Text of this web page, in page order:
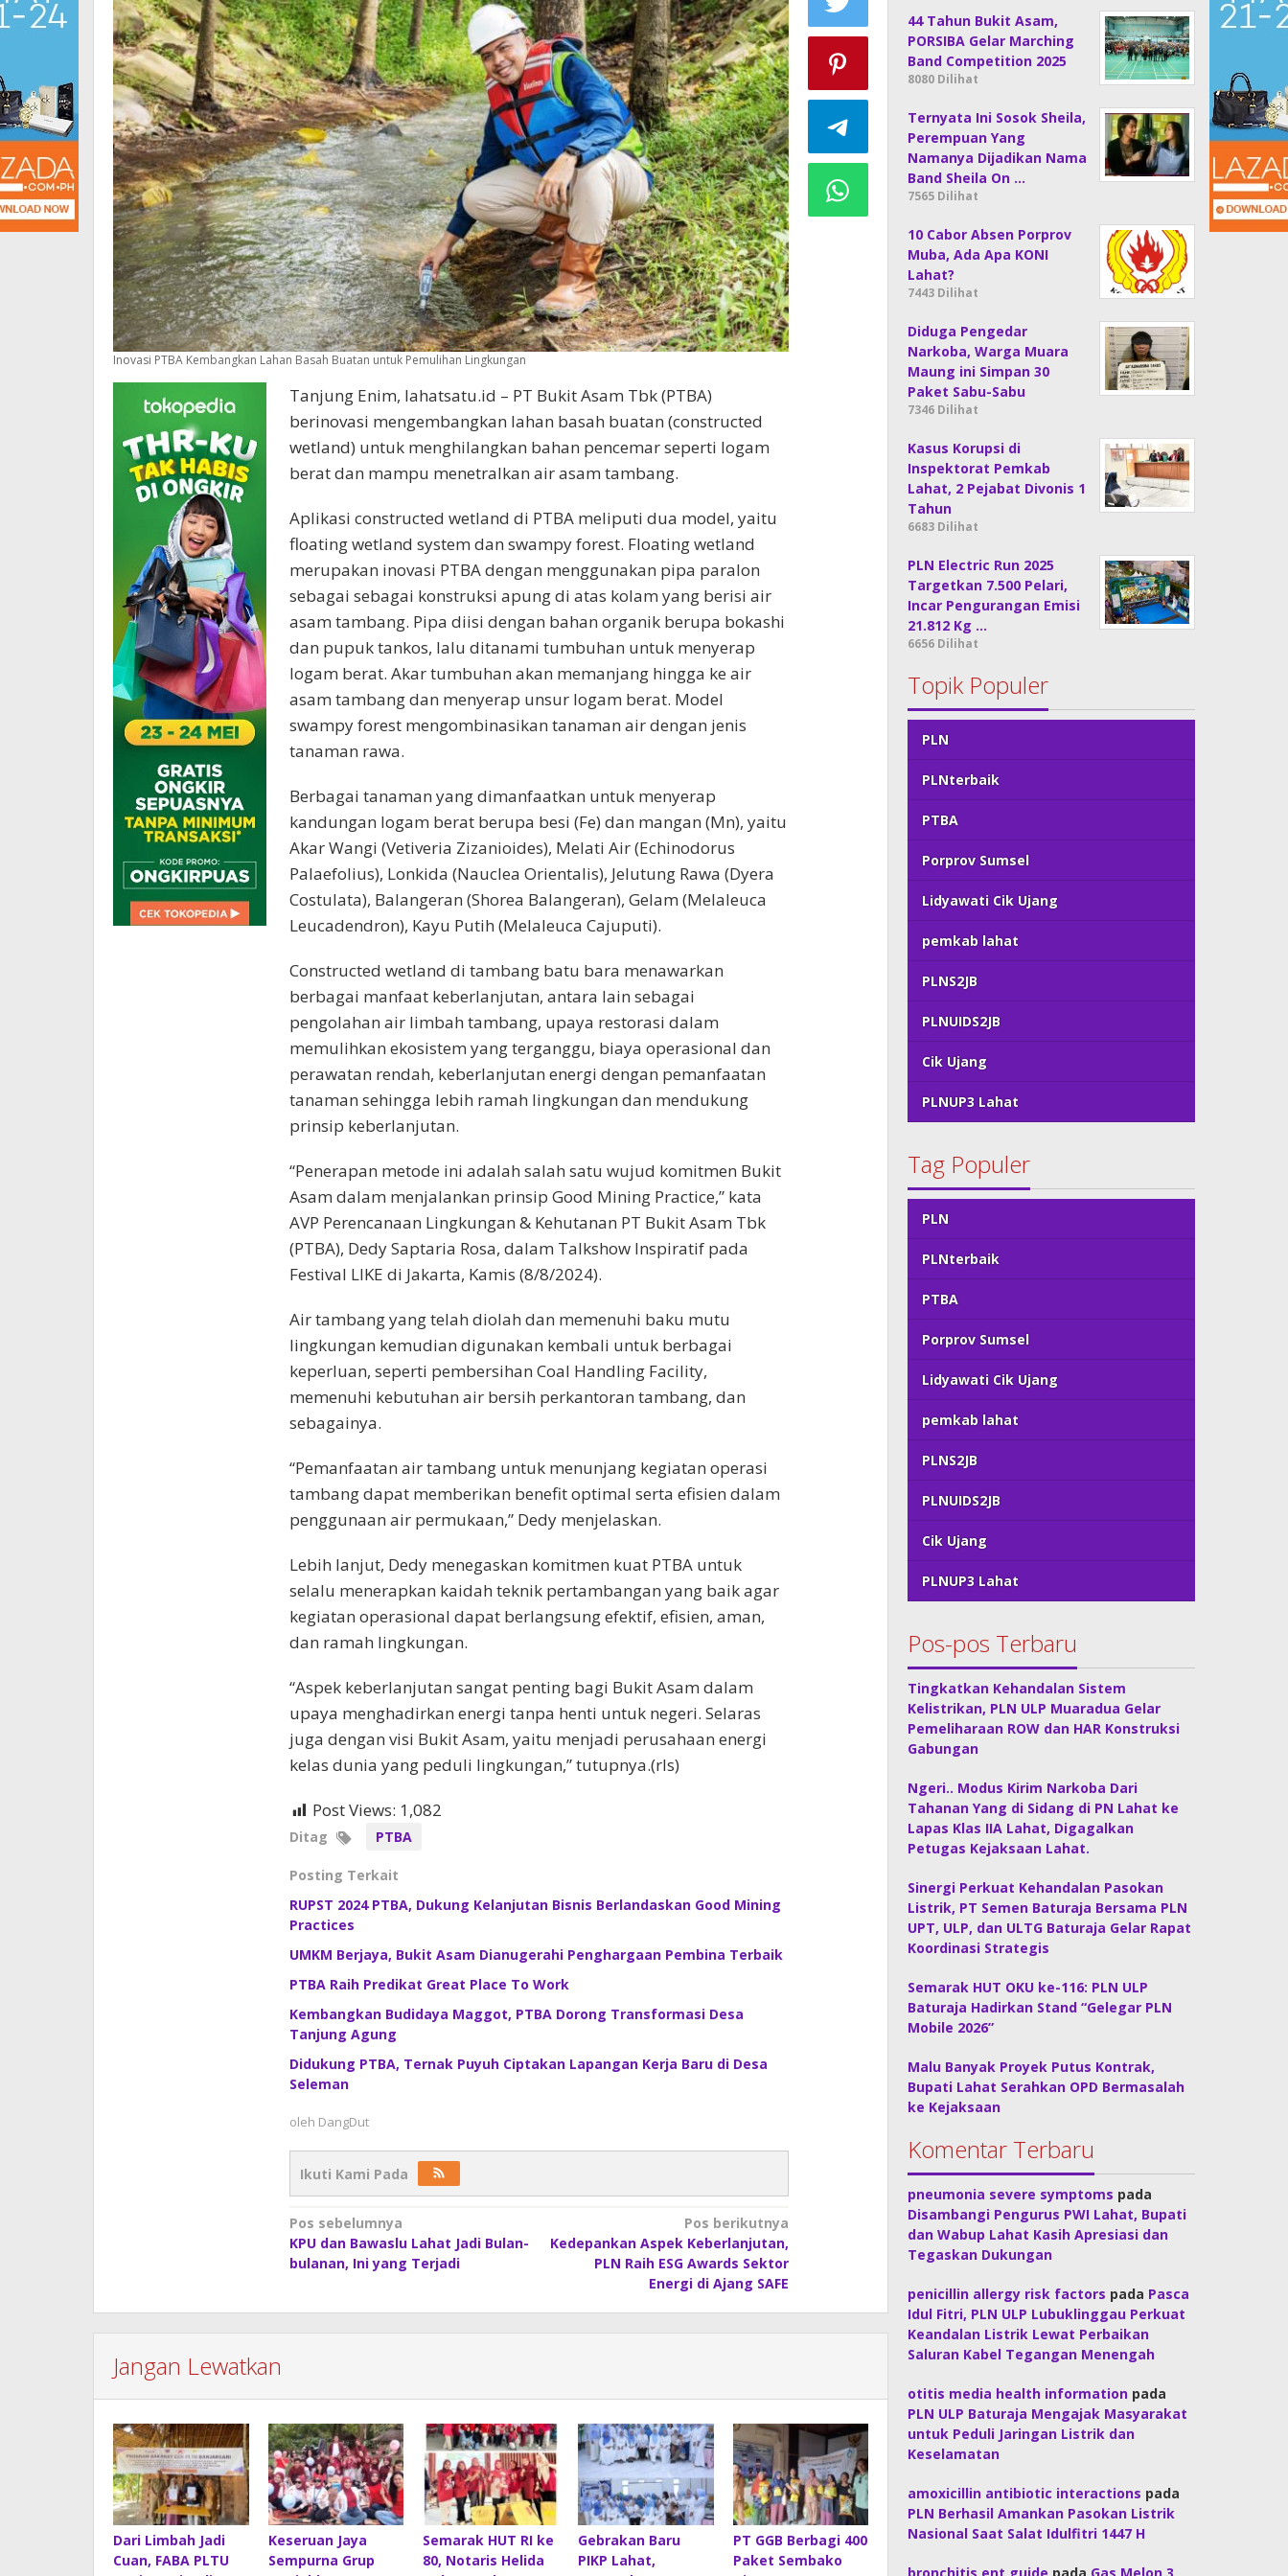
Inovasi PTBA Kembangkan Lahan Basah Buatan untuk Pemulihan Lingkungan
Tanjung Enim, lahatsatu.id – PT Bukit Asam Tbk (PTBA)
berinovasi mengembangkan lahan basah buatan (constructed
wetland) untuk menghilangkan bahan pencemar seperti logam
berat dan mampu menetralkan air asam tambang.
Aplikasi constructed wetland di PTBA meliputi dua model, yaitu
floating wetland system dan swampy forest. Floating wetland
merupakan inovasi PTBA dengan menggunakan pipa paralon
sebagai sebagai konstruksi apung di atas kolam yang berisi air
asam tambang. Pipa diisi dengan bahan organik berupa bokashi
dan pupuk tankos, lalu ditanami tumbuhan untuk menyerap
logam berat. Akar tumbuhan akan memanjang hingga ke air
asam tambang dan menyerap unsur logam berat. Model
swampy forest mengombinasikan tanaman air dengan jenis
tanaman rawa.
Berbagai tanaman yang dimanfaatkan untuk menyerap
kandungan logam berat berupa besi (Fe) dan mangan (Mn), yaitu
Akar Wangi (Vetiveria Zizanioides), Melati Air (Echinodorus
Palaefolius), Lonkida (Nauclea Orientalis), Jelutung Rawa (Dyera
Costulata), Balangeran (Shorea Balangeran), Gelam (Melaleuca
Leucadendron), Kayu Putih (Melaleuca Cajuputi).
Constructed wetland di tambang batu bara menawarkan
berbagai manfaat keberlanjutan, antara lain sebagai
pengolahan air limbah tambang, upaya restorasi dalam
memulihkan ekosistem yang terganggu, biaya operasional dan
perawatan rendah, keberlanjutan energi dengan pemanfaatan
tanaman sehingga lebih ramah lingkungan dan mendukung
prinsip keberlanjutan.
“Penerapan metode ini adalah salah satu wujud komitmen Bukit
Asam dalam menjalankan prinsip Good Mining Practice,” kata
AVP Perencanaan Lingkungan & Kehutanan PT Bukit Asam Tbk
(PTBA), Dedy Saptaria Rosa, dalam Talkshow Inspiratif pada
Festival LIKE di Jakarta, Kamis (8/8/2024).
Air tambang yang telah diolah dan memenuhi baku mutu
lingkungan kemudian digunakan kembali untuk berbagai
keperluan, seperti pembersihan Coal Handling Facility,
memenuhi kebutuhan air bersih perkantoran tambang, dan
sebagainya.
“Pemanfaatan air tambang untuk menunjang kegiatan operasi
tambang dapat memberikan benefit optimal serta efisien dalam
penggunaan air permukaan,” Dedy menjelaskan.
Lebih lanjut, Dedy menegaskan komitmen kuat PTBA untuk
selalu menerapkan kaidah teknik pertambangan yang baik agar
kegiatan operasional dapat berlangsung efektif, efisien, aman,
dan ramah lingkungan.
“Aspek keberlanjutan sangat penting bagi Bukit Asam dalam
upaya menghadirkan energi tanpa henti untuk negeri. Selaras
juga dengan visi Bukit Asam, yaitu menjadi perusahaan energi
kelas dunia yang peduli lingkungan,” tutupnya.(rls)
Post Views: 1,082
Ditag PTBA
Posting Terkait
RUPST 2024 PTBA, Dukung Kelanjutan Bisnis Berlandaskan Good Mining
Practices
UMKM Berjaya, Bukit Asam Dianugerahi Penghargaan Pembina Terbaik
PTBA Raih Predikat Great Place To Work
Kembangkan Budidaya Maggot, PTBA Dorong Transformasi Desa
Tanjung Agung
Didukung PTBA, Ternak Puyuh Ciptakan Lapangan Kerja Baru di Desa
Seleman
oleh DangDut
Ikuti Kami Pada
Navigasi
pos
Pos sebelumnya
KPU dan Bawaslu Lahat Jadi Bulan-
bulanan, Ini yang Terjadi
Pos berikutnya
Kedepankan Aspek Keberlanjutan,
PLN Raih ESG Awards Sektor
Energi di Ajang SAFE
Jangan Lewatkan
Dari Limbah Jadi
Cuan, FABA PLTU
Keseruan Jaya
Sempurna Grup
Semarak HUT RI ke
80, Notaris Helida
Gebrakan Baru
PIKP Lahat,
PT GGB Berbagi 400
Paket Sembako
44 Tahun Bukit Asam,
PORSIBA Gelar Marching
Band Competition 2025
8080 Dilihat
Ternyata Ini Sosok Sheila,
Perempuan Yang
Namanya Dijadikan Nama
Band Sheila On …
7565 Dilihat
10 Cabor Absen Porprov
Muba, Ada Apa KONI
Lahat?
7443 Dilihat
Diduga Pengedar
Narkoba, Warga Muara
Maung ini Simpan 30
Paket Sabu-Sabu
7346 Dilihat
Kasus Korupsi di
Inspektorat Pemkab
Lahat, 2 Pejabat Divonis 1
Tahun
6683 Dilihat
PLN Electric Run 2025
Targetkan 7.500 Pelari,
Incar Pengurangan Emisi
21.812 Kg …
6656 Dilihat
Topik Populer
PLN
PLNterbaik
PTBA
Porprov Sumsel
Lidyawati Cik Ujang
pemkab lahat
PLNS2JB
PLNUIDS2JB
Cik Ujang
PLNUP3 Lahat
Tag Populer
PLN
PLNterbaik
PTBA
Porprov Sumsel
Lidyawati Cik Ujang
pemkab lahat
PLNS2JB
PLNUIDS2JB
Cik Ujang
PLNUP3 Lahat
Pos-pos Terbaru
Tingkatkan Kehandalan Sistem
Kelistrikan, PLN ULP Muaradua Gelar
Pemeliharaan ROW dan HAR Konstruksi
Gabungan
Ngeri.. Modus Kirim Narkoba Dari
Tahanan Yang di Sidang di PN Lahat ke
Lapas Klas IIA Lahat, Digagalkan
Petugas Kejaksaan Lahat.
Sinergi Perkuat Kehandalan Pasokan
Listrik, PT Semen Baturaja Bersama PLN
UPT, ULP, dan ULTG Baturaja Gelar Rapat
Koordinasi Strategis
Semarak HUT OKU ke-116: PLN ULP
Baturaja Hadirkan Stand “Gelegar PLN
Mobile 2026”
Malu Banyak Proyek Putus Kontrak,
Bupati Lahat Serahkan OPD Bermasalah
ke Kejaksaan
Komentar Terbaru
pneumonia severe symptoms pada
Disambangi Pengurus PWI Lahat, Bupati
dan Wabup Lahat Kasih Apresiasi dan
Tegaskan Dukungan
penicillin allergy risk factors pada Pasca
Idul Fitri, PLN ULP Lubuklinggau Perkuat
Keandalan Listrik Lewat Perbaikan
Saluran Kabel Tegangan Menengah
otitis media health information pada
PLN ULP Baturaja Mengajak Masyarakat
untuk Peduli Jaringan Listrik dan
Keselamatan
amoxicillin antibiotic interactions pada
PLN Berhasil Amankan Pasokan Listrik
Nasional Saat Salat Idulfitri 1447 H